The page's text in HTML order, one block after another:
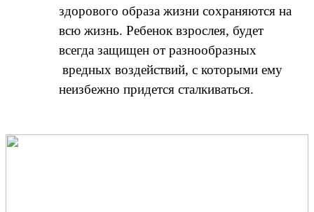
здорового образа жизни сохраняются на
всю жизнь. Ребенок взрослея, будет
всегда защищен от разнообразных
вредных воздействий, с которыми ему
неизбежно придется сталкиваться.